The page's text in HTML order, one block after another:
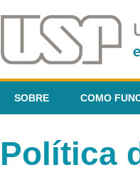
SOBRE COMO
Política